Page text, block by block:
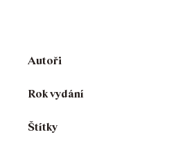
Autoři
Rok vydání
Štítky